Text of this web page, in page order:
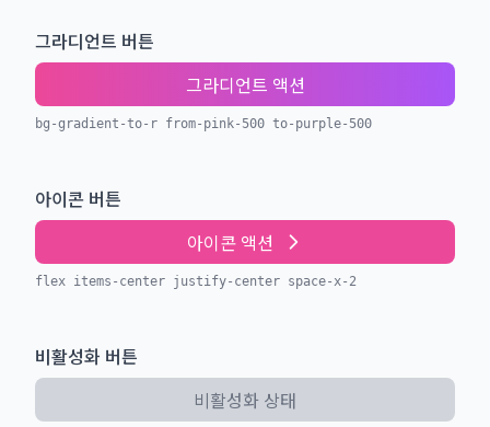
그라디언트 버튼
그라디언트 액션
bg-gradient-to-r from-pink-500 to-purple-500
아이콘 버튼
아이콘 액션
flex items-center justify-center space-x-2
비활성화 버튼
비활성화 상태